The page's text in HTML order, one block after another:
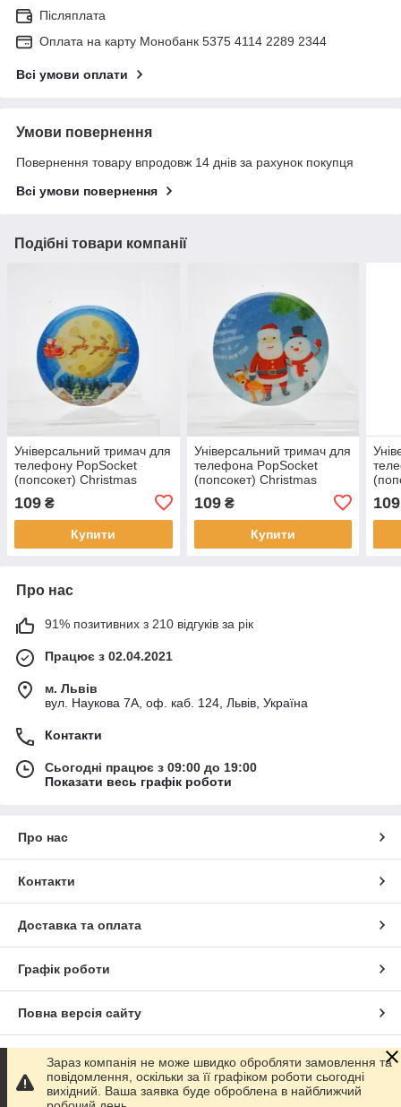
Післяплата
Оплата на карту Монобанк 5375 4114 2289 2344
Всі умови оплати
Умови повернення
Повернення товару впродовж 14 днів за рахунок покупця
Всі умови повернення
Подібні товари компанії
Універсальний тримач для
телефону PopSocket
(попсокет) Christmas
109 ₴
Купити
Універсальний тримач для
телефона PopSocket
(попсокет) Christmas
109₴
Купити
109
Про нас
91% позитивних з 210 відгуків за рік
Працює з 02.04.2021
м. Львів
вул. Наукова 7А, оф. каб. 124, Львів, Україна
Контакти
Сьогодні працює з 09:00 до 19:00
Показати весь графік роботи
Про нас
Контакти
Доставка та оплата
Графік роботи
Повна версія сайту
Сайт створено на маркетплейсі Prom.ua
Політика конфіденційності
Зараз компанія не може швидко обробляти замовлення та
повідомлення, оскільки за її графіком роботи сьогодні
вихідний. Ваша заявка буде оброблена в найближчий